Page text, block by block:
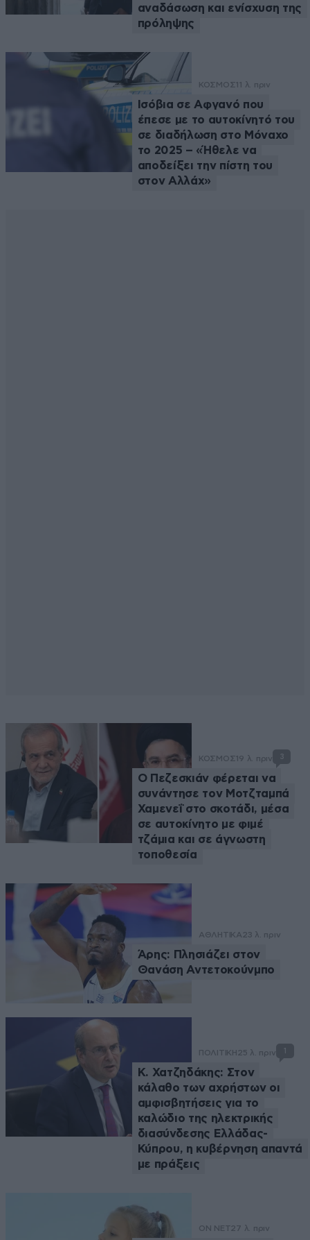
αναδάσωση και ενίσχυση της
πρόληψης
ΚΟΣΜΟΣ 11 λ. πριν
Ισόβια σε Αφγανό που
έπεσε με το αυτοκίνητό του
σε διαδήλωση στο Μόναχο
το 2025 – «Ήθελε να
αποδείξει την πίστη του
στον Αλλάχ»
ΚΟΣΜΟΣ 19 λ. πριν 3
Ο Πεζεσκιάν φέρεται να
συνάντησε τον Μοτζταμπά
Χαμενεΐ στο σκοτάδι, μέσα
σε αυτοκίνητο με φιμέ
τζάμια και σε άγνωστη
τοποθεσία
ΑΘΛΗΤΙΚΑ23 λ. πριν
Άρης: Πλησιάζει στον
Θανάση Αντετοκούνμπο
ΠΟΛΙΤΙΚΗ 25 λ. πριν 1
Κ. Χατζηδάκης: Στον
κάλαθο των αχρήστων οι
αμφισβητήσεις για το
καλώδιο της ηλεκτρικής
διασύνδεσης Ελλάδας-
Κύπρου, η κυβέρνηση απαντά
με πράξεις
ON NET27 λ. πριν